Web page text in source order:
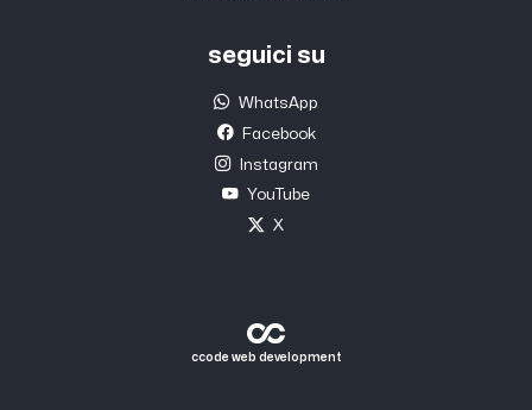
seguici su
WhatsApp
Facebook
Instagram
YouTube
X
ccode web development